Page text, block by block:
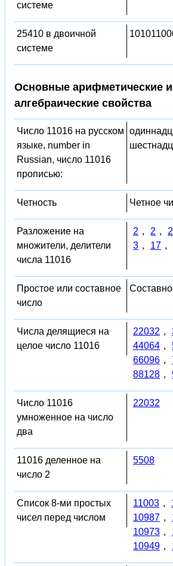
системе
25410 в двоичной
системе
Основные арифметические и
алгебраические свойства
Число 11016 на русском
языке, number in
Russian, число 11016
прописью:
Четность Четное
Разложение на
множители, делители
числа 11016
2 , 2 , 2
3 , 17 ,
Простое или составное
число
Числа делящиеся на
целое число 11016
22032 ,
44064 ,
66096 ,
88128 ,
Число 11016
умноженное на число
два
22032
11016 деленное на
число 2
5508
Список 8-ми простых
чисел перед числом
11003 ,
10987 ,
10973 ,
10949 ,